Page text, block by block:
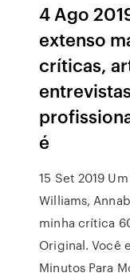
4 Ago
extenso
críticas,
é
15 Set 2019
Williams,
minha crítica
Original. Você
Minutos Para